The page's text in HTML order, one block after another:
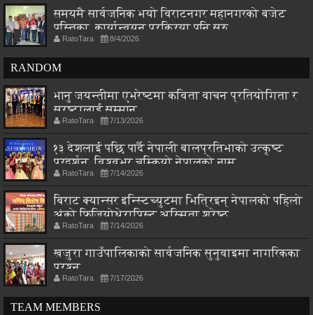
समयमै सार्वजनिक भयो विराटनगर महानगरको बजेट
पुस्तिका, कार्यान्वयन प्रक्रिया पनि सुरु
RatoTara 8/4/2026
RANDOM
भानु जयन्तीमा एभरेष्टमा कविता वाचन प्रतियोगिता र
स्रष्टालाई सम्मान
RatoTara 7/13/2026
१३ देशलाई पछि पार्दै नेपाली बालप्रतिभाको उत्कृष्ट
प्रदर्शन, विश्वभर चम्कियो नेपालको नाम
RatoTara 7/14/2026
बिराट क्यान्सर इन्स्टिच्युटमा भित्रिइन् नेपालको पहिलो
अंको फिजियोथेरापिस्ट अस्मिता श्रेष्ठ
RatoTara 7/14/2026
खजुरा गाउँपालिकाको सार्वजनिक सुनुवाइमा नागरिकका
प्रश्न
RatoTara 7/17/2026
TEAM MEMBERS